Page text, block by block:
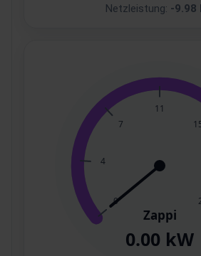
Netzleistung: -9.98